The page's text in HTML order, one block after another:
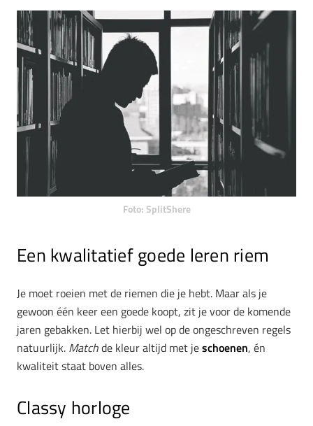
Foto: SplitShere
Een kwalitatief goede leren riem
Je moet roeien met de riemen die je hebt. Maar als je
gewoon één keer een goede koopt, zit je voor de komende
jaren gebakken. Let hierbij wel op de ongeschreven regels
natuurlijk. Matchde kleur altijd met jeschoenen, én
kwaliteit staat boven alles.
Classy horloge